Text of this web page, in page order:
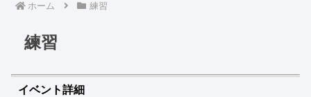
ホーム 練習
練習
イベント詳細